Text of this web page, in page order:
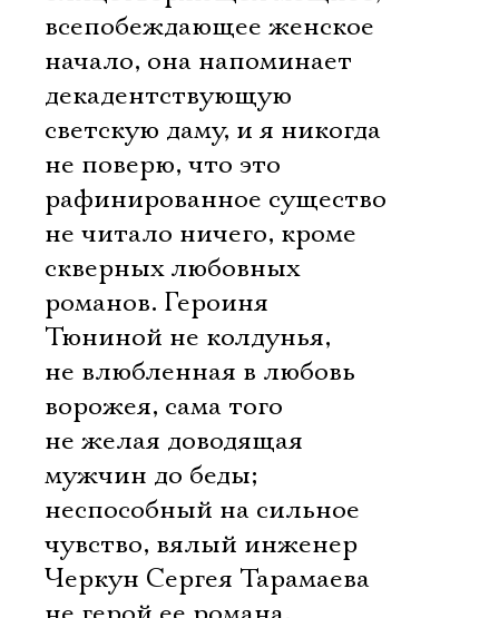
всепобеждающее женское
начало, она напоминает
декадентствующую
светскую даму, и я никогда
не поверю, что это
рафинированное существо
не читало ничего, кроме
скверных любовных
романов. Героиня
Тюниной не колдунья,
не влюбленная в любовь
ворожея, сама того
не желая доводящая
мужчин до беды;
неспособный на сильное
чувство, вялый инженер
Черкун Сергея Тарамаева 